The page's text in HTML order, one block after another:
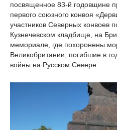
посвященное 83-й годовщине
первого союзного конвоя
участников Северных конвоев
Кузнечевском кладбище, на
мемориале, где похоронены
Великобритании, погибшие в
войны на Русском Севере.